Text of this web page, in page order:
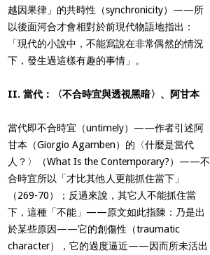
越因果律」的共時性（synchronicity）——所
以後面河合才會相對於前現代物語地指出：
「現代的小說中，不能寫說在非常偶然的情況
下，發生過這樣有趣的事情」。
II. 當代：〈不合時宜與透視黑暗〉、阿甘本
當代即不合時宜（untimely）——作者引述阿
甘本（Giorgio Agamben）的〈什麼是當代
人？〉（What Is the Contemporary?）——不
合時宜所以「才比其他人更能抓住當下」
（269-70）；反過來說，其它人不能抓住當
下，這種「不能」——原文如此指陳：乃是出
於某些原因——它的創傷性（traumatic
character），它的過度逼近——因而所未活出